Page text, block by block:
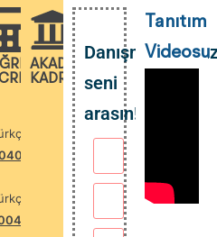
AKADEMIK
KADRO
seni
arasın!
Tanıtım
Videosu